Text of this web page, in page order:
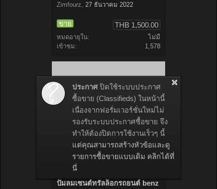
ประกาศ ปิดใช้ระบบประกาศ
ซื้อขาย (Classifieds) ในหน้านี้
เนื่องจากฟอรั่มเวอร์ชั่นใหม่ไม่
รองรับระบบประกาศซื้อขาย จึง
ทำให้ต้องปิดการใช้งานเร็วๆ นี้
แต่คุณสามารถสร้างหัวข้อและดู
รายการซื้อขายแบบเดิม คลิกได้ที่
นี่
Zimfourz
27 ธันวาคม 2022
ขาย THB 1,500.00
หมดอายุใน:
ไม่มี
เข้าชม:
1,578
ปั้มลมเซนต์ทรัลล็อกรถยนต์ benz